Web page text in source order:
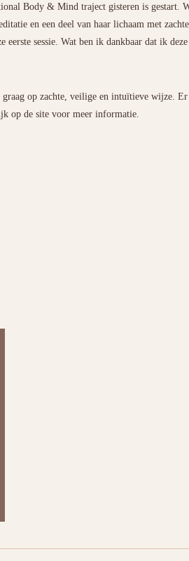
Body & Mind traject gisteren is gestart.
en een deel van haar lichaam met
eerste sessie. Wat ben ik dankbaar dat ik
op zachte, veilige en intuïtieve wijze.
op de site voor meer informatie.